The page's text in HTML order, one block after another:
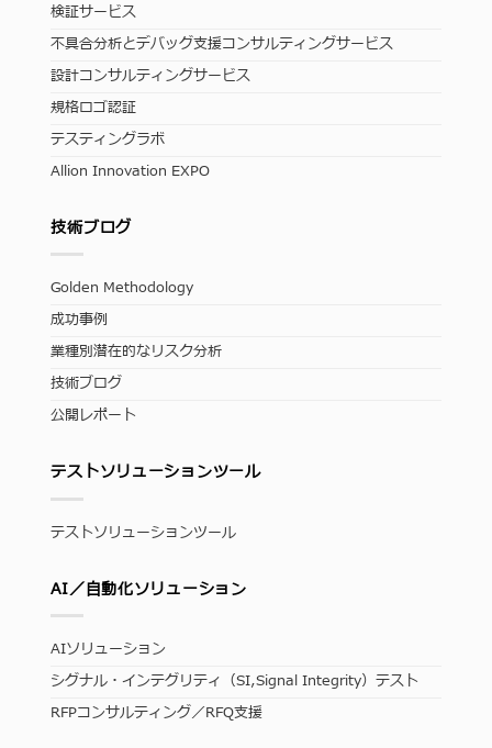
検証サービス
不具合分析とデバッグ支援コンサルティングサービス
設計コンサルティングサービス
規格ロゴ認証
テスティングラボ
Allion Innovation EXPO
技術ブログ
Golden Methodology
成功事例
業種別潜在的なリスク分析
技術ブログ
公開レポート
テストソリューションツール
テストソリューションツール
AI／自動化ソリューション
AIソリューション
シグナル・インテグリティ（SI,Signal Integrity）テスト
RFPコンサルティング／RFQ支援